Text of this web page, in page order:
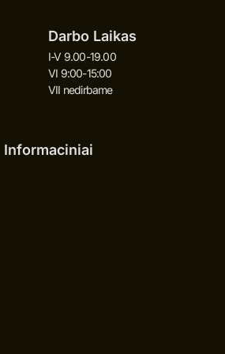
Darbo Laikas
I-V 9.00-19.00
VI 9:00-15:00
VII nedirbame
Informaciniai